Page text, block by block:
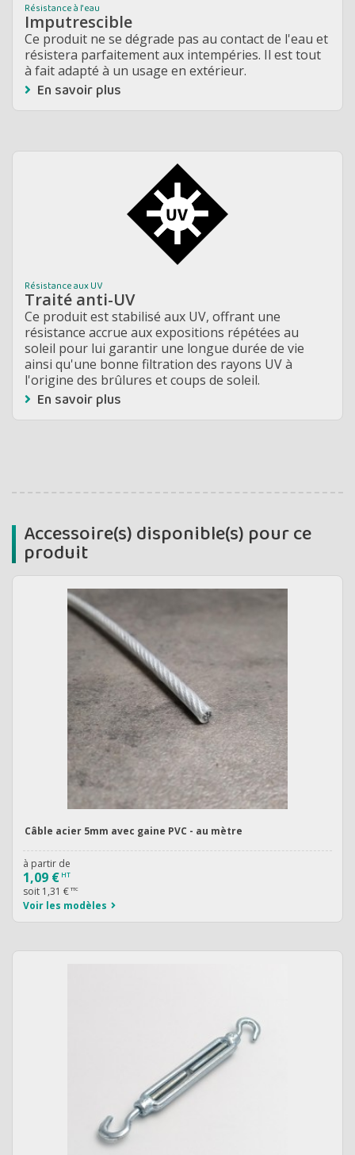
Résistance à l'eau
Imputrescible
Ce produit ne se dégrade pas au contact de l'eau et
résistera parfaitement aux intempéries. Il est tout
à fait adapté à un usage en extérieur.
En savoir plus
Résistance aux UV
Traité anti-UV
Ce produit est stabilisé aux UV, offrant une
résistance accrue aux expositions répétées au
soleil pour lui garantir une longue durée de vie
ainsi qu'une bonne filtration des rayons UV à
l'origine des brûlures et coups de soleil.
En savoir plus
Accessoire(s) disponible(s) pour ce
produit
Câble acier 5mm avec gaine PVC - au mètre
à partir de
1,09 € HT
soit 1,31 € TTC
Voir les modèles